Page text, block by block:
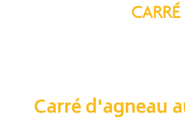
Carré d'agneau